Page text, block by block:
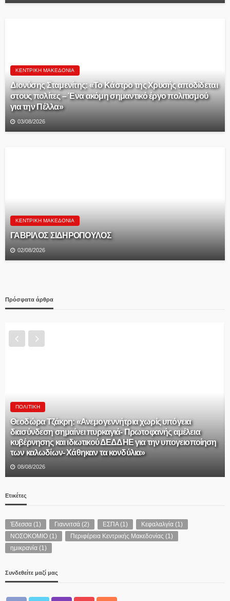
ΚΕΝΤΡΙΚΉ ΜΑΚΕΔΟΝΊΑ
Διονύσης Σταμενίτης: «Το Κάστρο της Χρυσής αποδίδεται
στους πολίτες – Ένα ακόμη σημαντικό έργο πολιτισμού
για την Πέλλα»
03/08/2026
ΚΕΝΤΡΙΚΉ ΜΑΚΕΔΟΝΊΑ
ΓΑΒΡΙΛΟΣ ΣΙΔΗΡΟΠΟΥΛΟΣ
02/08/2026
Πρόσφατα άρθρα
ΠΟΛΙΤΙΚΉ
Θεοδώρα Τζάκρη: «Ανεμογεννήτρια χωρίς υπόγεια
διασύνδεση σημαίνει πυρκαγιά- Πρωτοφανής αμέλεια
κυβέρνησης και ιδιωτικού ΔΕΔΔΗΕ για την υπογειοποίηση
των καλωδίων- Χάθηκαν τα κονδύλια»
08/08/2026
Ετικέτες
Έδεσσα (1) Γιαννιτσά (2) ΕΣΠΑ(1) Κεφαλαλγία (1)
ΝΟΣΟΚΟΜΙΟ (1) Περιφέρεια Κεντρικής Μακεδονίας (1)
ημικρανία (1)
Συνδεθείτε μαζί μας